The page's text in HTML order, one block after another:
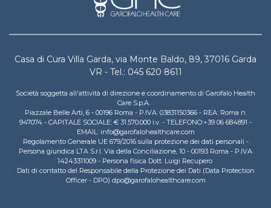
Casa di Cura Villa Garda, via Monte Baldo, 89, 37016 Garda
VR - Tel.: 045 620 8611
Società soggetta all'attività di direzione e coordinamento di Garofalo Health
Care S.p.A.
Piazzale Belle Arti, 6 - 00196 Roma - P.IVA: 03831150366 - REA: Roma n.
947074 - CAPITALE SOCIALE: € 31.570.000 i.v. - TELEFONO:+39 06 684891 -
EMAIL: info@garofalohealthcare.com
Regolamento Generale UE 679/2016 sulla protezione dei dati personali -
Persona giuridica LTA S.r.l. Via della Conciliazione, 10 - 00193 Roma - P.IVA
14243311009 - Persona fisica Dott. Luigi Recupero
Dati di contatto del Responsabile della Protezione dei Dati (Data Protection
Officer - DPO) dpo@garofalohealthcare.com